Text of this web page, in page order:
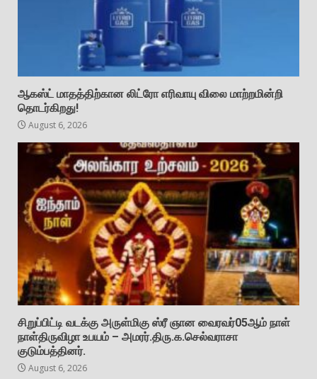
ஆகஸ்ட் மாதத்திற்கான லிட்ரோ எரிவாயு விலை மாற்றமின்றி
தொடர்கிறது!
August 6, 2026
சிறுப்பிட்டி வடக்கு அருள்மிகு ஸ்ரீ ஞான வைரவர்05ஆம் நாள்
நாள்திருவிழா உபயம் – அமரர்.திரு.க.செல்வராசா
குடும்பத்தினர்.
August 6, 2026